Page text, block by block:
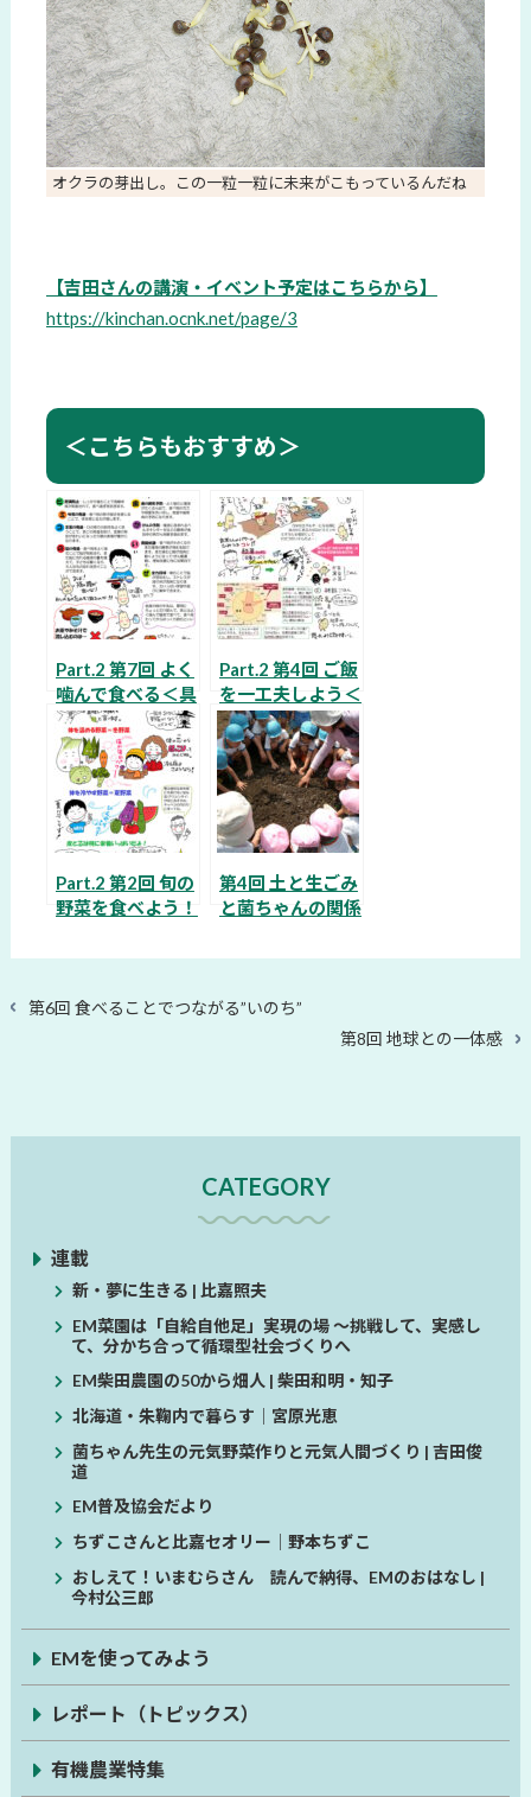
オクラの芽出し。この一粒一粒に未来がこもっているんだね
【吉田さんの講演・イベント予定はこちらから】
https://kinchan.ocnk.net/page/3
＜こちらもおすすめ＞
Part.2 第7回 よく
噛んで食べる＜具
体的食改善その⑥
＞
Part.2 第4回 ご飯
を一工夫しよう＜
具体的食改善その
③＞
Part.2 第2回 旬の
野菜を食べよう！
の①＞
第4回 土と生ごみ
と菌ちゃんの関係
過
第6回 食べることでつながる”いのち”
次
第8回 地球との一体感
CATEGORY
連載
新・夢に生きる | 比嘉照夫
EM菜園は「自給自他足」実現の場 ～挑戦して、実感し
て、分かち合って循環型社会づくりへ
EM柴田農園の50から畑人 | 柴田和明・知子
北海道・朱鞠内で暮らす│宮原光恵
菌ちゃん先生の元気野菜作りと元気人間づくり | 吉田俊
道
EM普及協会だより
ちずこさんと比嘉セオリー│野本ちずこ
おしえて！いまむらさん 読んで納得、EMのおはなし |
今村公三郎
EMを使ってみよう
レポート（トピックス）
有機農業特集